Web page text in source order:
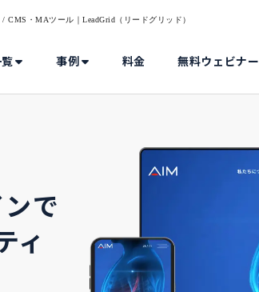
・MAツール｜LeadGrid（リードグリッド）
事例 料金 無料ウェビナー
で
ィ